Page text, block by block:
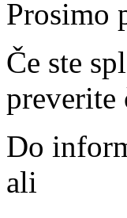
Prosimo
Če ste
preverite
Do
ali